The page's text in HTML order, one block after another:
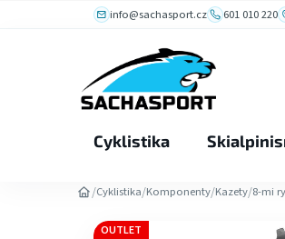
info@sachasport.cz 601 010 220
Cyklistika
/Cyklistika/Komponenty/Kazety/8-mi
OUTLET